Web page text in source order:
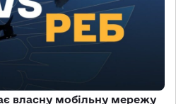
власну мобільну мережу